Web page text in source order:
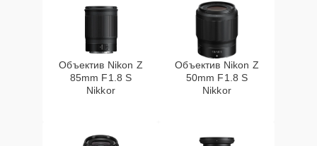
Объектив Nikon Z
85mm F1.8 S
Nikkor
Объектив Nikon Z
50mm F1.8 S
Nikkor